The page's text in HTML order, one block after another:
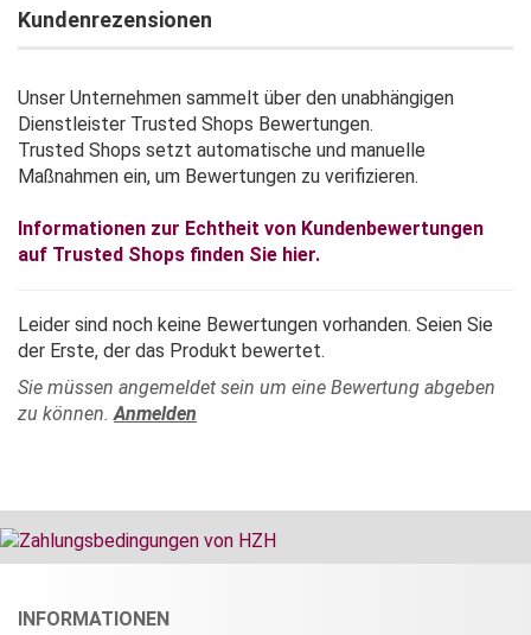
Kundenrezensionen
Unser Unternehmen sammelt über den unabhängigen
Dienstleister Trusted Shops Bewertungen.
Trusted Shops setzt automatische und manuelle
Maßnahmen ein, um Bewertungen zu verifizieren.
Informationen zur Echtheit von Kundenbewertungen
auf Trusted Shops finden Sie hier.
Leider sind noch keine Bewertungen vorhanden. Seien Sie
der Erste, der das Produkt bewertet.
Sie müssen angemeldet sein um eine Bewertung abgeben
zu können. Anmelden
INFORMATIONEN